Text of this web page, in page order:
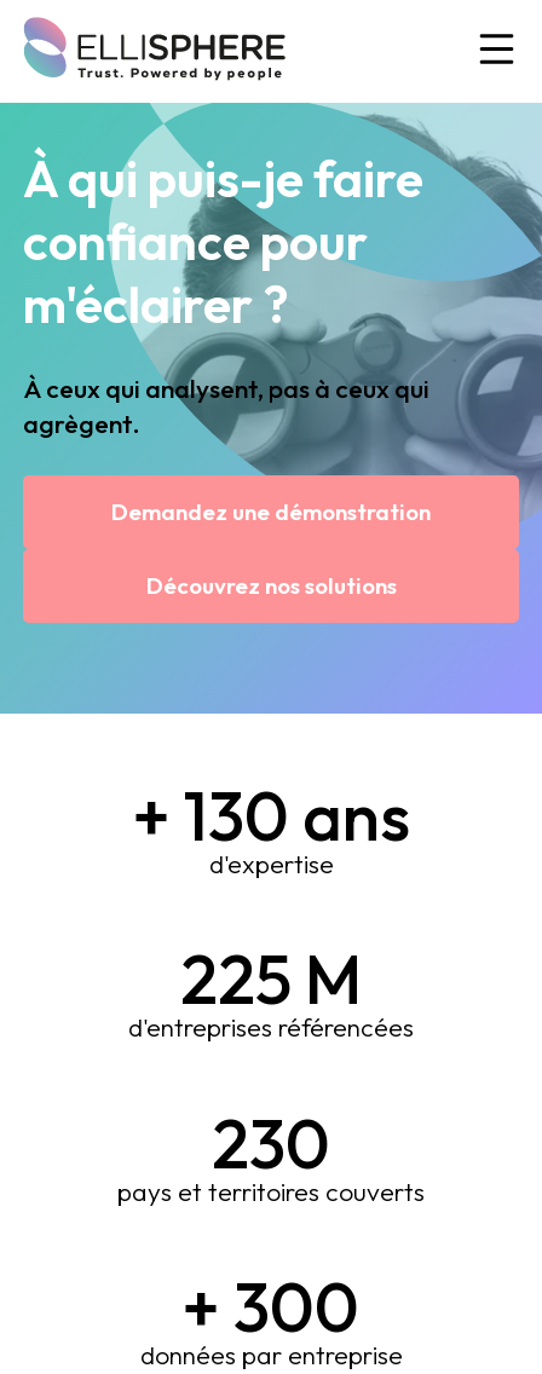
À qui puis-je faire
confiance pour
m'éclairer ?
À ceux qui analysent, pas à ceux qui
agrègent.
Demandez une démonstration
Découvrez nos solutions
+ 130 ans
d'expertise
225 M
d'entreprises référencées
230
pays et territoires couverts
+ 300
données par entreprise